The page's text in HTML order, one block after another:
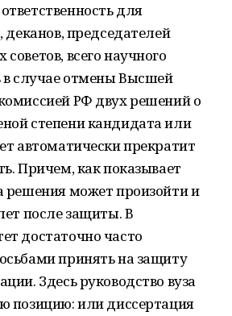
для
деканов, председателей
всего научного
в случае отмены Высшей
РФ двух решений о
степени кандидата или
автоматически прекратит
Причем, как показывает
решения может произойти и
после защиты. В
достаточно часто
принять на защиту
Здесь руководство вуза
позицию: или диссертация